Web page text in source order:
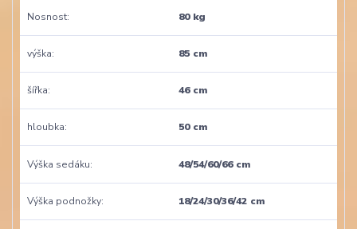
Nosnost 80 kg
výška 85 cm
šířka 46 cm
hloubka 50 cm
Výška sedáku 48/54/60/66 cm
Výška podnožky 18/24/30/36/42 cm